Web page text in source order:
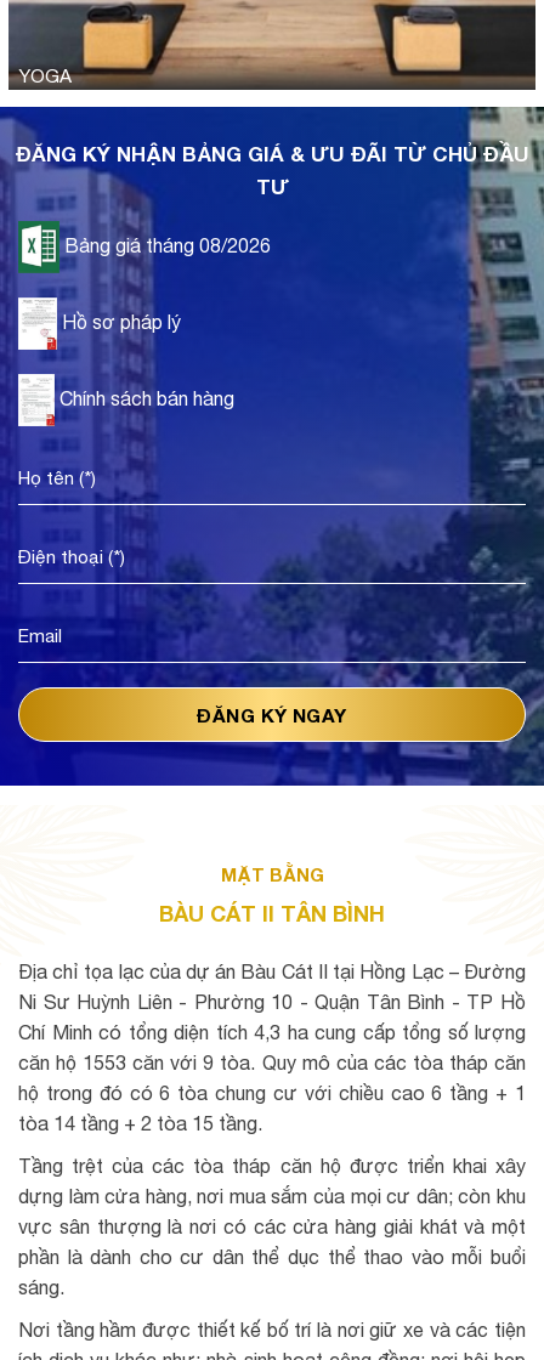
YOGA
ĐĂNG KÝ NHẬN BẢNG GIÁ & ƯU ĐÃI TỪ CHỦ ĐẦU
TƯ
Bảng giá tháng 08/2026
Hồ sơ pháp lý
Chính sách bán hàng
MẶT BẰNG
BÀU CÁT II TÂN BÌNH
Địa chỉ tọa lạc của dự án Bàu Cát II tại Hồng Lạc – Đường
Ni Sư Huỳnh Liên - Phường 10 - Quận Tân Bình - TP Hồ
Chí Minh có tổng diện tích 4,3 ha cung cấp tổng số lượng
căn hộ 1553 căn với 9 tòa. Quy mô của các tòa tháp căn
hộ trong đó có 6 tòa chung cư với chiều cao 6 tầng + 1
tòa 14 tầng + 2 tòa 15 tầng.
Tầng trệt của các tòa tháp căn hộ được triển khai xây
dựng làm cửa hàng, nơi mua sắm của mọi cư dân; còn khu
vực sân thượng là nơi có các cửa hàng giải khát và một
phần là dành cho cư dân thể dục thể thao vào mỗi buổi
sáng.
Nơi tầng hầm được thiết kế bố trí là nơi giữ xe và các tiện